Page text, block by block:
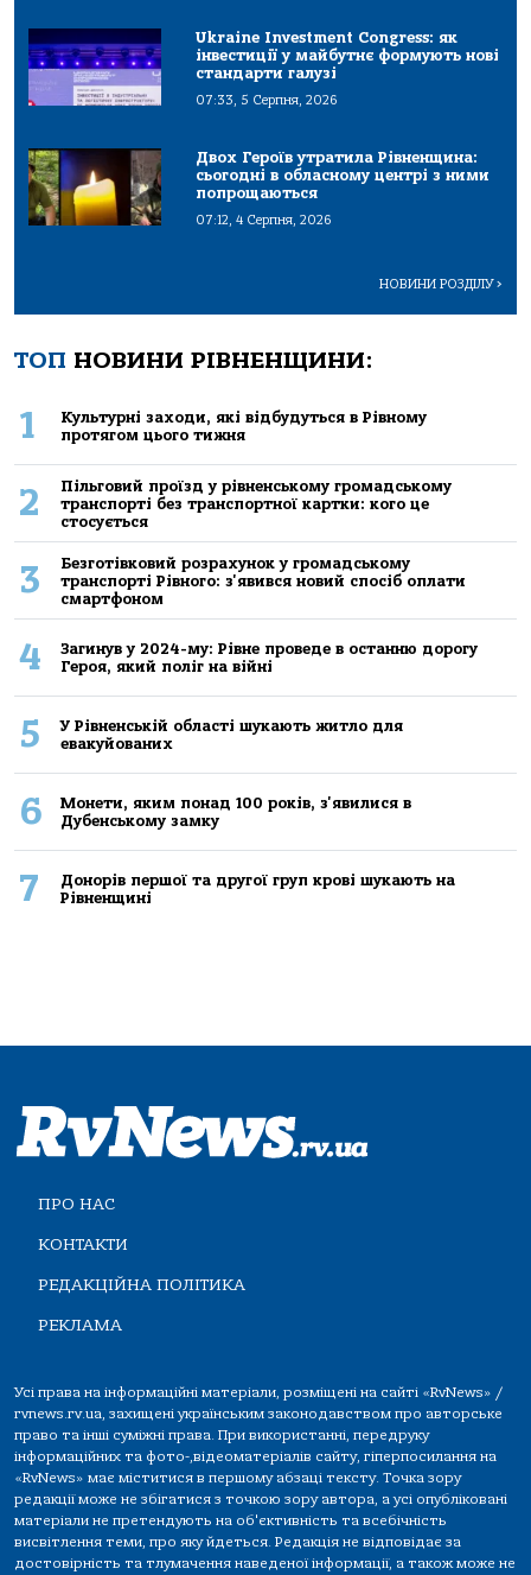
Ukraine Investment Congress: як
інвестиції у майбутнє формують нові
стандарти галузі
07:33, 5 Серпня, 2026
Двох Героїв утратила Рівненщина:
сьогодні в обласному центрі з ними
попрощаються
07:12, 4 Серпня, 2026
НОВИНИ РОЗДІЛУ>
ТОП НОВИНИ РІВНЕНЩИНИ:
1
Культурні заходи, які відбудуться в Рівному
протягом цього тижня
2
Пільговий проїзд у рівненському громадському
транспорті без транспортної картки: кого це
стосується
3
Безготівковий розрахунок у громадському
транспорті Рівного: з'явився новий спосіб оплати
смартфоном
4
Загинув у 2024-му: Рівне проведе в останню дорогу
Героя, який поліг на війні
5
У Рівненській області шукають житло для
евакуйованих
6
Монети, яким понад 100 років, з'явилися в
Дубенському замку
7
Донорів першої та другої груп крові шукають на
Рівненщині
ПРО НАС
КОНТАКТИ
РЕДАКЦІЙНА ПОЛІТИКА
РЕКЛАМА
Усі права на інформаційні матеріали, розміщені на сайті «RvNews» /
rvnews.rv.ua, захищені українським законодавством про авторське
право та інші суміжні права. При використанні, передруку
інформаційних та фото-,відеоматеріалів сайту, гіперпосилання на
«RvNews» має міститися в першому абзаці тексту. Точка зору
редакції може не збігатися з точкою зору автора, а усі опубліковані
матеріали не претендують на об'єктивність та всебічність
висвітлення теми, про яку йдеться. Редакція не відповідає за
достовірність та тлумачення наведеної інформації, а також може не